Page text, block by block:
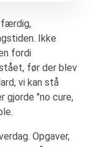
færdig,
Ikke
fordi
før der blev
vi kan stå
gjorde "no cure,
Opgaver,